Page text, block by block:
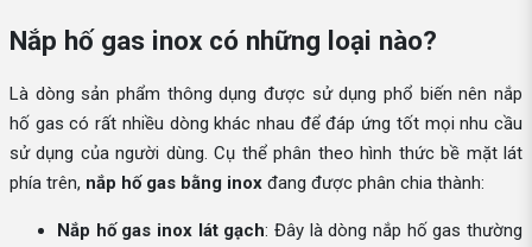
Nắp hố gas inox có những loại nào?
Là dòng sản phẩm thông dụng được sử dụng phổ biến nên nắp
hố gas có rất nhiều dòng khác nhau để đáp ứng tốt mọi nhu cầu
sử dụng của người dùng. Cụ thể phân theo hình thức bề mặt lát
phía trên, nắp hố gas bằng inox đang được phân chia thành:
Nắp hố gas inox lát gạch: Đây là dòng nắp hố gas thường